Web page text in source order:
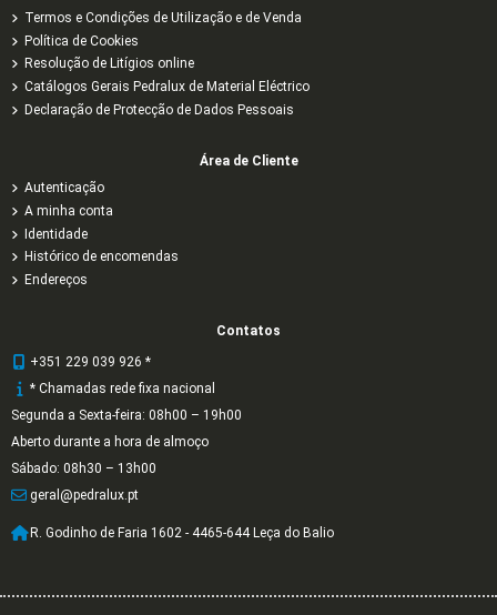
Termos e Condições de Utilização e de Venda
Política de Cookies
Resolução de Litígios online
Catálogos Gerais Pedralux de Material Eléctrico
Declaração de Protecção de Dados Pessoais
Área de Cliente
Autenticação
A minha conta
Identidade
Histórico de encomendas
Endereços
Contatos
+351 229 039 926 *
* Chamadas rede fixa nacional
Segunda a Sexta-feira: 08h00 – 19h00
Aberto durante a hora de almoço
Sábado: 08h30 – 13h00
geral@pedralux.pt
R. Godinho de Faria 1602 - 4465-644 Leça do Balio